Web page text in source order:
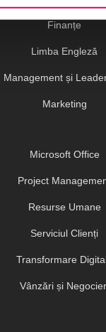
Finanțe
Limba Engleză
Management și
Marketing
Microsoft Office
Project
Resurse Umane
Serviciul Clienți
Transformare
Vânzări și